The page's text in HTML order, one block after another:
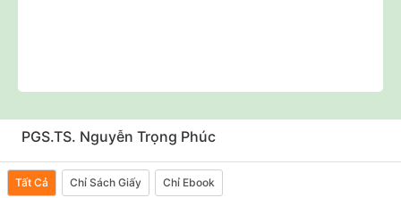
PGS.TS. Nguyễn Trọng Phúc
Tất Cả Chỉ Sách Giấy Chỉ Ebook